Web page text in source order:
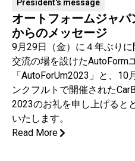
President's message
オートフォームジャ
からのメッセージ
9月29日（金）に４年ぶり
交流の場を設けたAutoForm
「AutoForUm2023」と、
ンクフルトで開催された
2023のお礼を申し上げると
いたします。
Read More